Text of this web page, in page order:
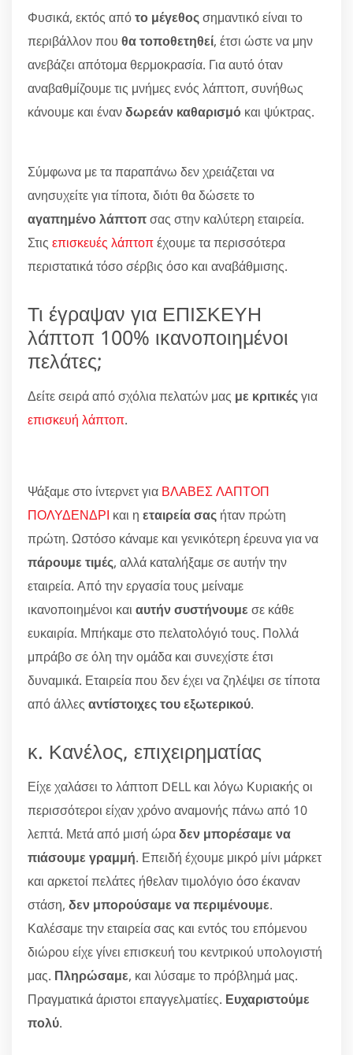
Φυσικά, εκτός απότο μέγεθοςσημαντικό είναι το
περιβάλλον που θα τοποθετηθεί, έτσι ώστε να μην
ανεβάζει απότομα θερμοκρασία. Για αυτό όταν
αναβαθμίζουμε τις μνήμες ενός λάπτοπ, συνήθως
κάνουμε και ένανδωρεάν καθαρισμό και ψύκτρας.
Σύμφωνα με τα παραπάνω δεν χρειάζεται να
ανησυχείτε για τίποτα, διότι θα δώσετε το
αγαπημένο λάπτοπσας στην καλύτερη εταιρεία.
Στις επισκευές λάπτοπέχουμε τα περισσότερα
περιστατικά τόσο σέρβις όσο και αναβάθμισης.
Τι έγραψαν για ΕΠΙΣΚΕΥΗ
λάπτοπ 100% ικανοποιημένοι
πελάτες;
Δείτε σειρά από σχόλια πελατών μας με κριτικέςγια
επισκευή λάπτοπ.
Ψάξαμε στο ίντερνετ για ΒΛΑΒΕΣ ΛΑΠΤΟΠ
ΠΟΛΥΔΕΝΔΡΙ και η εταιρεία σας ήταν πρώτη
πρώτη. Ωστόσο κάναμε και γενικότερη έρευνα για να
πάρουμε τιμές, αλλά καταλήξαμε σε αυτήν την
εταιρεία. Από την εργασία τους μείναμε
ικανοποιημένοι και αυτήν συστήνουμε σε κάθε
ευκαιρία. Μπήκαμε στο πελατολόγιό τους. Πολλά
μπράβο σε όλη την ομάδα και συνεχίστε έτσι
δυναμικά. Εταιρεία που δεν έχει να ζηλέψει σε τίποτα
από άλλες αντίστοιχες του εξωτερικού.
κ. Κανέλος, επιχειρηματίας
Είχε χαλάσει το λάπτοπ DELL και λόγω Κυριακής οι
περισσότεροι είχαν χρόνο αναμονής πάνω από 10
λεπτά. Μετά από μισή ώραδεν μπορέσαμε να
πιάσουμε γραμμή. Επειδή έχουμε μικρό μίνι μάρκετ
και αρκετοί πελάτες ήθελαν τιμολόγιο όσο έκαναν
στάση, δεν μπορούσαμε να περιμένουμε.
Καλέσαμε την εταιρεία σας και εντός του επόμενου
διώρου είχε γίνει επισκευή του κεντρικού υπολογιστή
μας. Πληρώσαμε, και λύσαμε το πρόβλημά μας.
Πραγματικά άριστοι επαγγελματίες. Ευχαριστούμε
πολύ.